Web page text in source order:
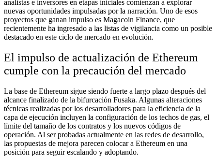
analistas e inversores en etapas iniciales comienzan a explorar
nuevas oportunidades impulsadas por la narración. Uno de esos
proyectos que ganan impulso es Magacoin Finance, que
recientemente ha ingresado a las listas de vigilancia como un posible
destacado en este ciclo de mercado en evolución.
El impulso de actualización de Ethereum
cumple con la precaución del mercado
La base de Ethereum sigue siendo fuerte a largo plazo después del
alcance finalizado de la bifurcación Fusaka. Algunas alteraciones
técnicas realizadas por los desarrolladores para la eficiencia de la
capa de ejecución incluyen la configuración de los techos de gas, el
límite del tamaño de los contratos y los nuevos códigos de
operación. Al ser probadas actualmente en las redes de desarrollo,
las propuestas de mejora parecen colocar a Ethereum en una
posición para seguir escalando y adoptando.